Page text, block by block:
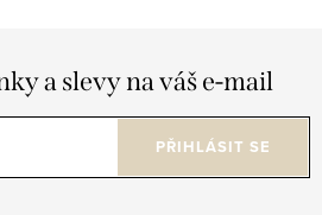
a slevy na váš e-mail
PŘIHLÁSIT SE